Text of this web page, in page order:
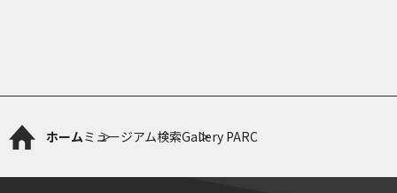
ホームミュージアム検索Gallery PARC